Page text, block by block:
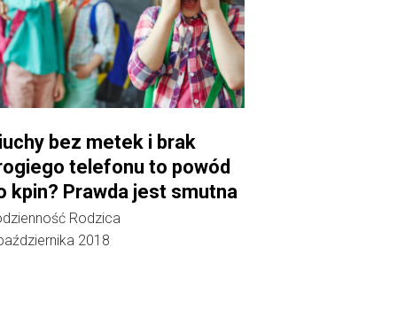
bez metek i brak
telefonu to powód
kpin? Prawda jest smutna
Rodzica
2018